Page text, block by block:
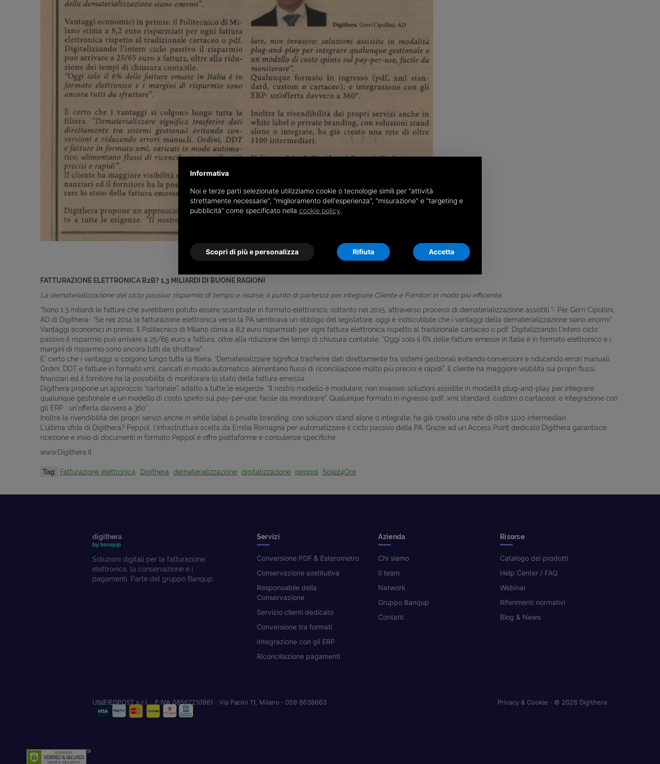
FATTURAZIONE ELETTRONICA B2B? 1,3 MILIARDI DI BUONE RAGIONI
La dematerializzazione del ciclo passivo: risparmio di tempo e risorse; il punto di partenza per integrare Cliente e Fornitori in modo più efficiente.
“Sono 1,3 miliardi le fatture che avrebbero potuto essere scambiate in formato elettronico, soltanto nel 2015, attraverso processi di dematerializzazione assistiti ”- Per Gerri Cipollini,
AD di Digithera- “Se nel 2014 la fatturazione elettronica verso la PA sembrava un obbligo del legislatore, oggi è indiscutibile che i vantaggi della dematerializzazione siano enormi”.
Vantaggi economici in primis: Il Politecnico di Milano stima a 8,2 euro risparmiati per ogni fattura elettronica rispetto al tradizionale cartaceo o pdf. Digitalizzando l’intero ciclo
passivo il risparmio può arrivare a 25/65 euro a fattura, oltre alla riduzione dei tempi di chiusura contabile. “Oggi solo il 6% delle fatture emesse in Italia è in formato elettronico e i
margini di risparmio sono ancora tutti da sfruttare”.
E’ certo che i vantaggi si colgono lungo tutta la filiera. “Dematerializzare significa trasferire dati direttamente tra sistemi gestionali evitando conversioni e riducendo errori manuali.
Ordini, DDT e fatture in formato xml, caricati in modo automatico, alimentano flussi di riconciliazione molto più precisi e rapidi”. Il cliente ha maggiore visibilità sui propri flussi
finanziari ed il fornitore ha la possibilità di monitorare lo stato della fattura emessa.
Digithera propone un approccio “sartoriale”, adatto a tutte le esigenze. “Il nostro modello è modulare, non invasivo: soluzioni assistite in modalità plug-and-play per integrare
qualunque gestionale e un modello di costo spinto sul pay-per-use, facile da monitorare”. Qualunque formato in ingresso (pdf, xml standard, custom o cartaceo), e integrazione con
gli ERP : un’offerta davvero a 360°.
Inoltre la rivendibilità dei propri servizi anche in white label o private branding, con soluzioni stand alone o integrate, ha già creato una rete di oltre 1100 intermediari.
L’ultima sfida di Digithera? Peppol, l’infrastruttura scelta da Emilia Romagna per automatizzare il ciclo passivo della PA. Grazie ad un Access Point dedicato Digithera garantisce
ricezione e invio di documenti in formato Peppol e offre piattaforme e consulenze specifiche.
www.Digithera.it
Tag: Fatturazione elettronica Digithera dematerializzazione digitalizzazione peppol Sole24Ore
digithera
by banqup
Soluzioni digitali per la fatturazione
elettronica, la conservazione e i
pagamenti. Parte del gruppo Banqup.
Servizi
Conversione PDF & Esterometro
Conservazione sostitutiva
Responsabile della
Conservazione
Servizio clienti dedicato
Conversione tra formati
Integrazione con gli ERP
Riconciliazione pagamenti
Azienda
Chi siamo
Il team
Network
Gruppo Banqup
Contatti
Risorse
Catalogo dei prodotti
Help Center / FAQ
Webinar
Riferimenti normativi
Blog & News
UNIFIEDPOST s.r.l. · P.IVA 08567210961 · Via Pacini 11, Milano · 059 8638663 Privacy & Cookie · © 2026 Digithera
Informativa
Noi e terze parti selezionate utilizziamo cookie o tecnologie simili per “attività
strettamente necessarie”, “miglioramento dell'esperienza”, “misurazione” e “targeting e
pubblicità” come specificato nella cookie policy.
Scopri di più e personalizza Rifiuta Accetta